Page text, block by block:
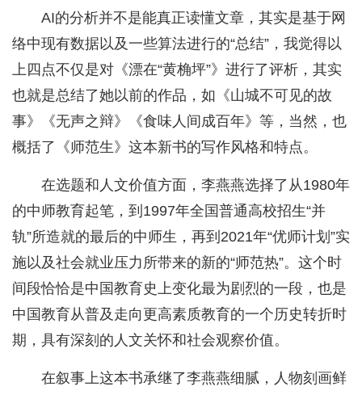
AI的分析并不是能真正读懂文章，其实是基于网
络中现有数据以及一些算法进行的“总结”，我觉得以
上四点不仅是对《漂在“黄桷坪”》进行了评析，其实
也就是总结了她以前的作品，如《山城不可见的故
事》《无声之辩》《食味人间成百年》等，当然，也
概括了《师范生》这本新书的写作风格和特点。
在选题和人文价值方面，李燕燕选择了从1980年
的中师教育起笔，到1997年全国普通高校招生“并
轨”所造就的最后的中师生，再到2021年“优师计划”实
施以及社会就业压力所带来的新的“师范热”。这个时
间段恰恰是中国教育史上变化最为剧烈的一段，也是
中国教育从普及走向更高素质教育的一个历史转折时
期，具有深刻的人文关怀和社会观察价值。
在叙事上这本书承继了李燕燕细腻，人物刻画鲜